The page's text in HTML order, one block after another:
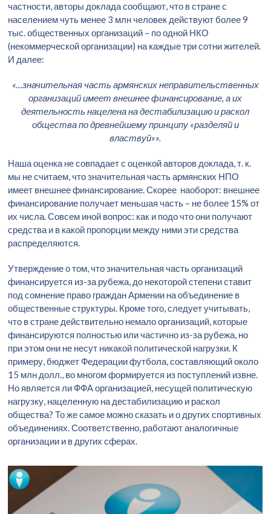
частности, авторы доклада сообщают, что в стране с
населением чуть менее 3 млн человек действуют более 9
тыс. общественных организаций – по одной НКО
(некоммерческой организации) на каждые три сотни жителей.
И далее:
«…значительная часть армянских неправительственных
организаций имеет внешнее финансирование, а их
деятельность нацелена на дестабилизацию и раскол
общества по древнейшему принципу «разделяй и
властвуй»».
Наша оценка не совпадает с оценкой авторов доклада, т. к.
мы не считаем, что значительная часть армянских НПО
имеет внешнее финансирование. Скорее наоборот: внешнее
финансирование получает меньшая часть – не более 15% от
их числа. Совсем иной вопрос: как и подо что они получают
средства и в какой пропорции между ними эти средства
распределяются.
Утверждение о том, что значительная часть организаций
финансируется из-за рубежа, до некоторой степени ставит
под сомнение право граждан Армении на объединение в
общественные структуры. Кроме того, следует учитывать,
что в стране действительно немало организаций, которые
финансируются полностью или частично из-за рубежа, но
при этом они не несут никакой политической нагрузки. К
примеру, бюджет Федерации футбола, составляющий около
15 млн долл., во многом формируется из поступлений извне.
Но является ли ФФА организацией, несущей политическую
нагрузку, нацеленную на дестабилизацию и раскол
общества? То же самое можно сказать и о других спортивных
объединениях. Соответственно, работают аналогичные
организации и в других сферах.